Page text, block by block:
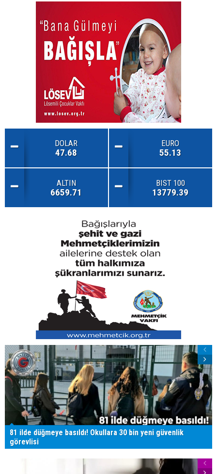
DOLAR
47.68
EURO
55.13
ALTIN
6659.71
BIST 100
13779.39
81 ilde düğmeye basıldı! Okullara 30 bin yeni güvenlik
görevlisi